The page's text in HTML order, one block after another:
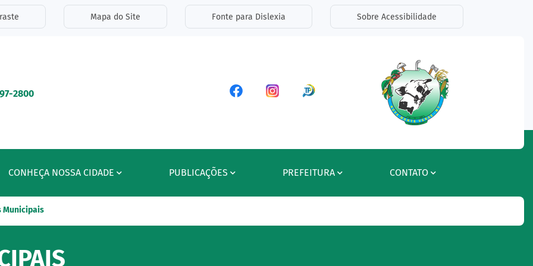
de acessibilidade
Mapa do Site Fonte para Dislexia Sobre Acessibilidade
2800 Acessar a Rede Social Facebook
Acessar a Rede Social Instagram
Acessar a Rede Social Radar
CONHEÇA NOSSA CIDADE PUBLICAÇÕES PREFEITURA CONTATO
Municipais